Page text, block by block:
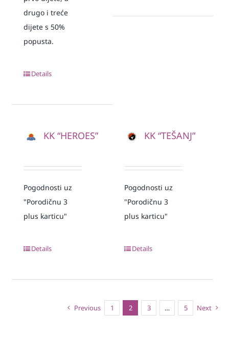
drugo i treće
dijete s 50%
popusta.
Details
KK “HEROES”
Pogodnosti uz
"Porodičnu 3
plus karticu"
Details
KK “TEŠANJ”
Pogodnosti uz
"Porodičnu 3
plus karticu"
Details
Previous 1 2 3 … 5 Next